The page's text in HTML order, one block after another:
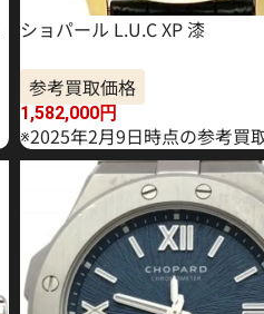
ショパール L.U.C XP 漆
参考買取価格
1,582,000円
※2025年2月9日時点の参考買